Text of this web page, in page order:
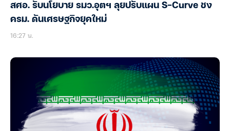
สศอ. รับนโยบาย รมว.อุตฯ ลุยปรับแผน S-Curve ชง
ครม. ดันเศรษฐกิจยุคใหม่
16:27 น.